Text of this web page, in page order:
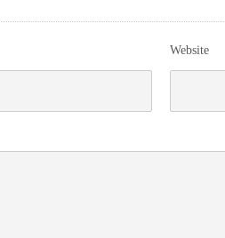
Website